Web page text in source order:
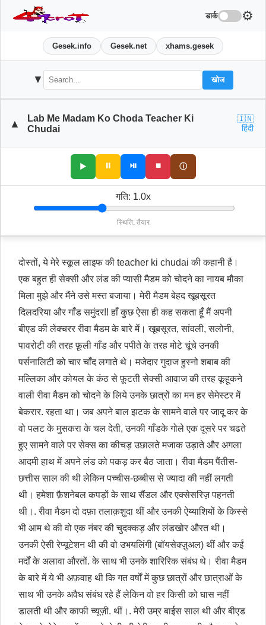
डार्क ⚙️
Gesek.info Gesek.net xhams.gesek
▼ खोज
▲
Lab Me Madam Ko Choda Teacher Ki
Chudai
🇮🇳
हिंदी
▶ ⏸ ⏯ ⏹ ⓘ
गति: 1.0x
स्थिति: तैयार
दोस्तों, ये मेरे स्कूल लाइफ की teacher ki chudai की कहानी है।
एक बहुत ही सेक्सी और लंड की प्यासी मैडम को चोदने का नायब मौका
मिला मुझे और मैंने उसे मस्त बजाया। मेरी मैडम बेहद खूबसूरत
दिलदरिया और गाँड समुंदर!! हाँ कुछ ऐसा ही कह सकता हूँ मैं अपनी
बीएड की लेक्चरर रीवा मैडम के बारे में। खूबसूरत, सांवली, सलोनी,
पावरोटी की तरह फ़ूली गाँड और पपीते के तरह मोटे चूंचे उनकी
पर्सनालिटी को चार चाँद लगाते थे। मजेदार गुदाज हुस्नो शबाब की
मल्लिका और कोयल के कंठ से फ़ूटती सेक्सी आवाज की तरह कूहूकने
वाली रीवा मैडम को चोदने के लिये उनके छात्रों का मन हर सेमेस्टर में
बेकरार. रहता था। जब अपने बाल झटक के सामने वाले पर जादू कर के
वो पलट के मुसकरा के चल देती, उनकी गाँडके गोले एक दूसरे पर चढते
हुए सामने वाले पर सेक्स का कीचड़ उछालते मजाक उड़ाते और अगला
आदमी हाथ में अपने लंड को पकड़ कर बैठ जाता। रीवा मैडम पैंतीस-
छत्तीस साल की थी लेकिन पच्चीस-छब्बीस से ज्यादा की नहीं लगती
थी। हमेशा फ़ैशनेबल कपड़ों के साथ सैंडल और एक्सेसरिज़ पहनती
थी।. रीवा मैडम दो दफ़ा तलाक़शुदा थीं और उनकी ऐय्याशियों के किस्से
भी आम थे की वो एक नंबर की चुदक्कड़ और लंडखोर औरत थी।
उनकी ऐसी रेप्यूटेशन थी की वो उभयलिंगी (बॉयसेक्ज़ुअल) थीं और कईं
मर्दों के अलावा औरतों. के साथ भी उनके शारिरिक संबंध थे। रीवा मैडम
के बारे में ये भी अफ़वाह थी कि गत वर्षों में कुछ छात्रों और छात्राओं के
साथ भी उनके अवैध संबंध रहे हैं लेकिन वो हर किसी को घास नहीं
डालती थी और काफी च्यूज़ी. थीं।. मेरी उम्र बाईस साल थी और बीएड